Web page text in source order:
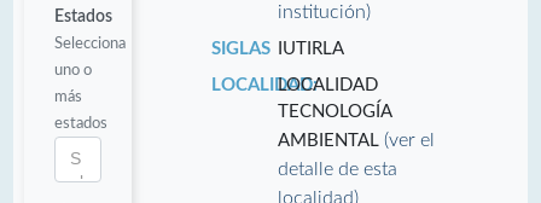
Estados
Selecciona
uno o
más
estados
institución)
SIGLAS
IUTIRLA
LOCALIDAD:LOCALIDAD
TECNOLOGÍA
AMBIENTAL(ver el
detalle de esta
localidad)